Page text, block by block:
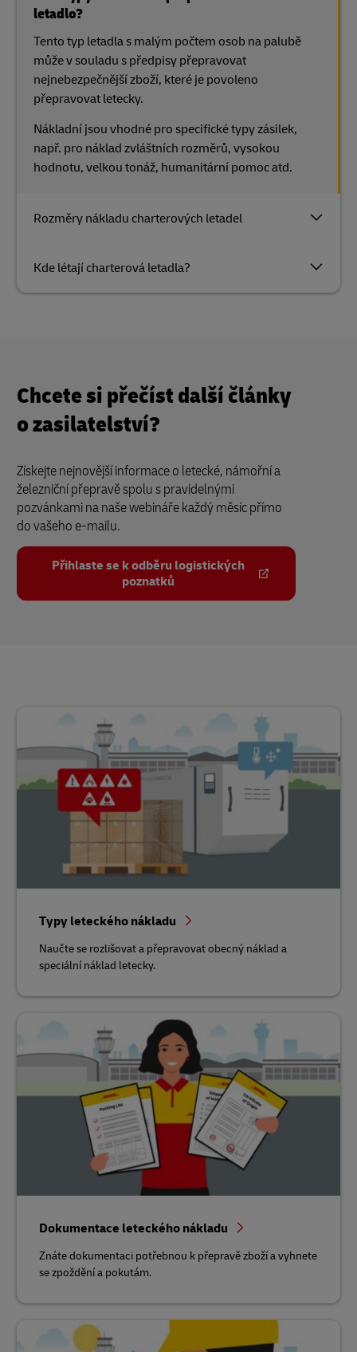
Rozměry nákladu charterových letadel
Kde létají charterová letadla?
letadlo?
Tento typ letadla s malým počtem osob na palubě
může v souladu s předpisy přepravovat
nejnebezpečnější zboží, které je povoleno
přepravovat letecky.
Nákladní jsou vhodné pro specifické typy zásilek,
např. pro náklad zvláštních rozměrů, vysokou
hodnotu, velkou tonáž, humanitární pomoc atd.
Chcete si přečíst další články
o zasilatelství?
Získejte nejnovější informace o letecké, námořní a
železniční přepravě spolu s pravidelnými
pozvánkami na naše webináře každý měsíc přímo
do vašeho e-mailu.
Přihlaste se k odběru logistických
poznatků
Typy leteckého nákladu
Naučte se rozlišovat a přepravovat obecný náklad a
speciální náklad letecky.
Dokumentace leteckého nákladu
Znáte dokumentaci potřebnou k přepravě zboží a vyhnete
se zpoždění a pokutám.